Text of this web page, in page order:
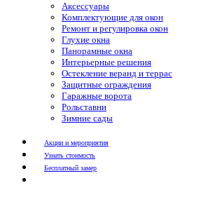
Аксессуары
Комплектующие для окон
Ремонт и регулировка окон
Глухие окна
Панорамные окна
Интерьерные решения
Остекление веранд и террас
Защитные ограждения
Гаражные ворота
Рольставни
Зимние сады
Акции и мероприятия
Узнать стоимость
Бесплатный замер